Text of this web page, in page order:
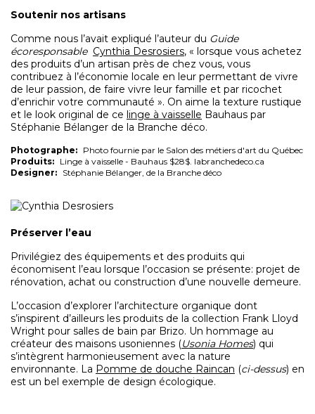
Soutenir nos artisans
Comme nous l’avait expliqué l’auteur du Guide
écoresponsable Cynthia Desrosiers, « lorsque vous achetez
des produits d’un artisan près de chez vous, vous
contribuez à l’économie locale en leur permettant de vivre
de leur passion, de faire vivre leur famille et par ricochet
d’enrichir votre communauté ». On aime la texture rustique
et le look original de ce linge à vaisselle Bauhaus par
Stéphanie Bélanger de la Branche déco.
Photographe: Photo fournie par le Salon des métiers d'art du Québec
Produits: Linge à vaisselle - Bauhaus $28$. labranchedeco.ca
Designer: Stéphanie Bélanger, de la Branche déco
Préserver l’eau
Privilégiez des équipements et des produits qui
économisent l’eau lorsque l’occasion se présente: projet de
rénovation, achat ou construction d’une nouvelle demeure.
L’occasion d’explorer l’architecture organique dont
s’inspirent d’ailleurs les produits de la collection Frank Lloyd
Wright pour salles de bain par Brizo. Un hommage au
créateur des maisons usoniennes (Usonia Homes) qui
s’intègrent harmonieusement avec la nature
environnante. La Pomme de douche Raincan (ci-dessus) en
est un bel exemple de design écologique.